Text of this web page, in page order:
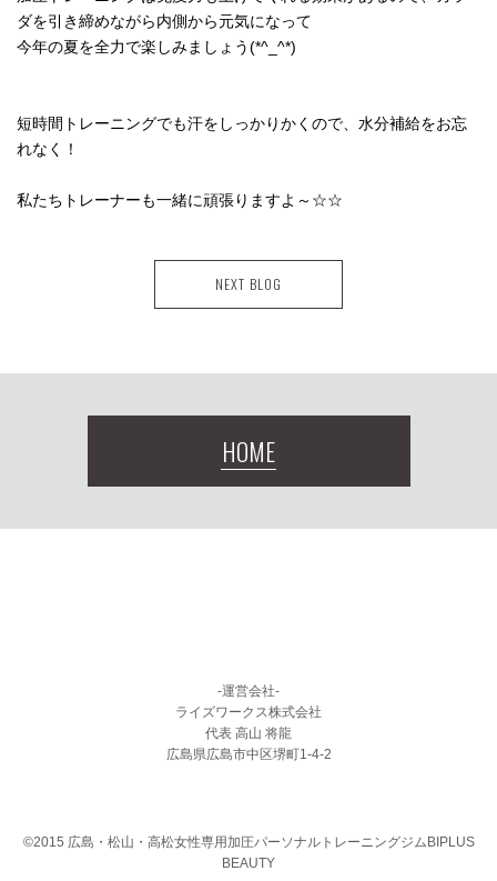
ダを引き締めながら内側から元気になって
今年の夏を全力で楽しみましょう(*^_^*)
短時間トレーニングでも汗をしっかりかくので、水分補給をお忘
れなく！
私たちトレーナーも一緒に頑張りますよ～☆☆
NEXT BLOG
HOME
-運営会社-
ライズワークス株式会社
代表 高山 将龍
広島県広島市中区堺町1-4-2
©2015 広島・松山・高松女性専用加圧パーソナルトレーニングジムBIPLUS
BEAUTY